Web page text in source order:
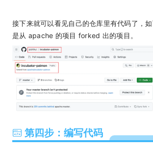
接下来就可以看见自己的仓库里有代码了，
是从 apache 的项目 forked 出的项目。
第四步：编写代码